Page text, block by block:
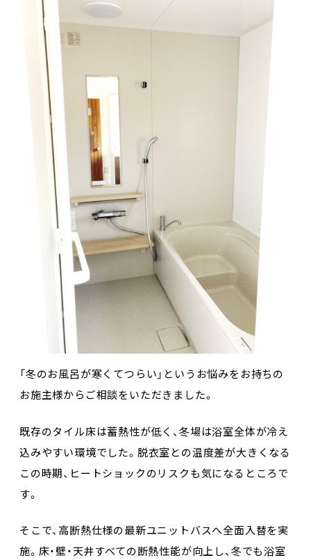
「冬のお風呂が寒くてつらい」というお悩みをお持ちの
お施主様からご相談をいただきました。
既存のタイル床は蓄熱性が低く、冬場は浴室全体が冷え
込みやすい環境でした。脱衣室との温度差が大きくなる
この時期、ヒートショックのリスクも気になるところで
す。
そこで、高断熱仕様の最新ユニットバスへ全面入替を実
施。床・壁・天井すべての断熱性能が向上し、冬でも浴室